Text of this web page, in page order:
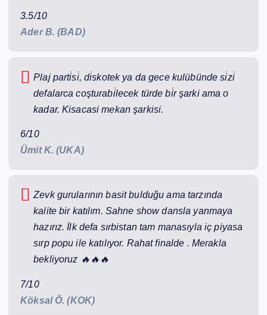
3.5/10
Ader B. (BAD)
Plaj parti̇si̇, di̇skotek ya da gece kulübünde si̇zi̇
defalarca coşturabi̇lecek türde bi̇r şarki ama o
kadar. Kisacasi mekan şarkisi.
6/10
Ümit K. (UKA)
Zevk gurularının basit bulduğu ama tarzında
kalite bir katılım. Sahne show dansla yanmaya
hazırız. İlk defa sırbistan tam manasıyla iç piyasa
sırp popu ile katılıyor. Rahat finalde . Merakla
bekliyoruz 🔥🔥🔥
7/10
Köksal Ö. (KOK)